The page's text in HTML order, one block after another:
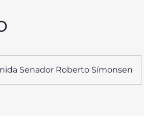
Senador Roberto Símonsen